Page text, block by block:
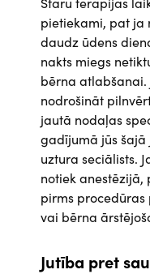
pietiekami, pat ja
daudz ūdens
nakts miegs
bērna
nodrošināt
jautā nodaļas
gadījumā jūs
uztura seciālists.
notiek anestēzijā,
pirms procedūras
vai bērna
Jutība pret